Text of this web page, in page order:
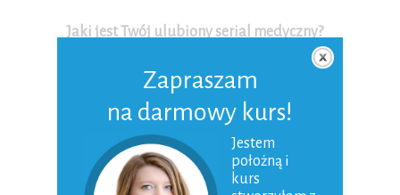
Jaki jest Twój ulubiony serial medyczny?
0 Komentarzy
Zapraszam
na darmowy kurs!
Jestem
położną i
kurs